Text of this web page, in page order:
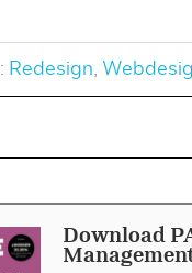
Redesign,
Download